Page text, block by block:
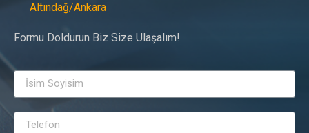
Altındağ/Ankara
Formu Doldurun Biz Size Ulaşalım!